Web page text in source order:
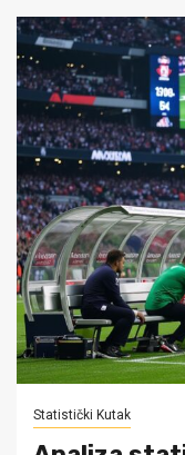
Statistički Kutak